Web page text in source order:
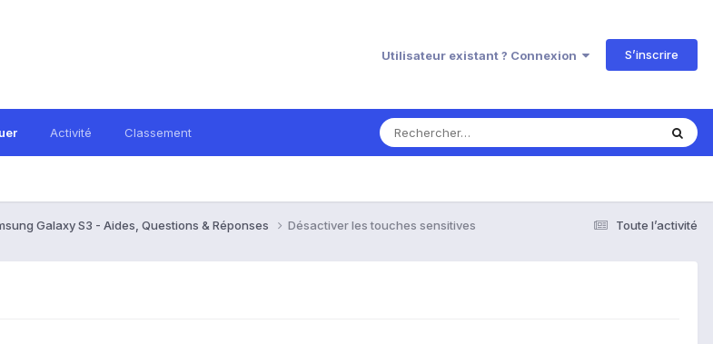
Utilisateur existant ? Connexion S’inscrire
Activité Classement
Toute l’activité
Galaxy S3 - Aides, Questions & Réponses Désactiver les touches sensitives